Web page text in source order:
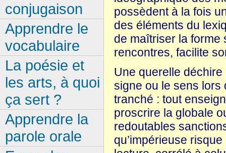
possèdent à la fois
des éléments du
de maîtriser la forme
rencontres, facilite
Une querelle déchire
signe ou le sens lors
tranché : tout
proscrire la globale
redoutables
qu’impérieuse
conjugaison
Apprendre le
vocabulaire
La poésie et
les arts, à quoi
ça sert ?
Apprendre la
parole orale